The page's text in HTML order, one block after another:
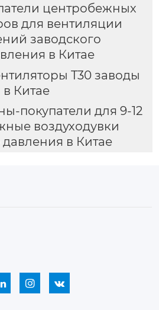
центробежных
для вентиляции
заводского
в Китае
T30 заводы
в Китае
покупатели для 9-12
воздуходувки
в Китае
 